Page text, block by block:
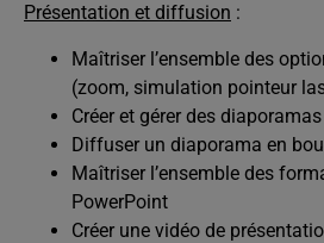
Présentation et diffusion :
Maîtriser l’ensemble des
(zoom, simulation pointeur
Créer et gérer des
Diffuser un diaporama en
Maîtriser l’ensemble des
PowerPoint
Créer une vidéo de